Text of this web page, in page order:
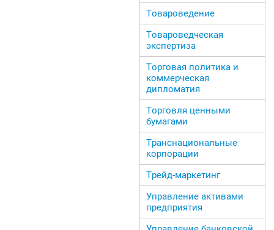
Товароведение
Товароведческая
экспертиза
Торговая политика и
коммерческая
дипломатия
Торговля ценными
бумагами
Транснациональные
корпорации
Трейд-маркетинг
Управление активами
предприятия